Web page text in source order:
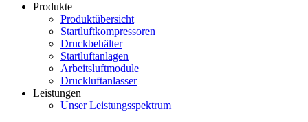
Produkte
Produktübersicht
Startluftkompressoren
Druckbehälter
Startluftanlagen
Arbeitsluftmodule
Druckluftanlasser
Leistungen
Unser Leistungsspektrum